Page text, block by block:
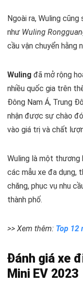
Ngoài ra, Wuling
như Wuling
cầu vận chuyển hằng
Wuling đã mở rộng
nhiều quốc gia trên
Đông Nam Á, Trung
nhận được sự chào
vào giá trị và chất
Wuling là một thương
các mẫu xe đa dụng,
chăng, phục vụ nhu
thành phố.
>> Xem thêm: Top 12
Đánh giá xe
Mini EV 2023